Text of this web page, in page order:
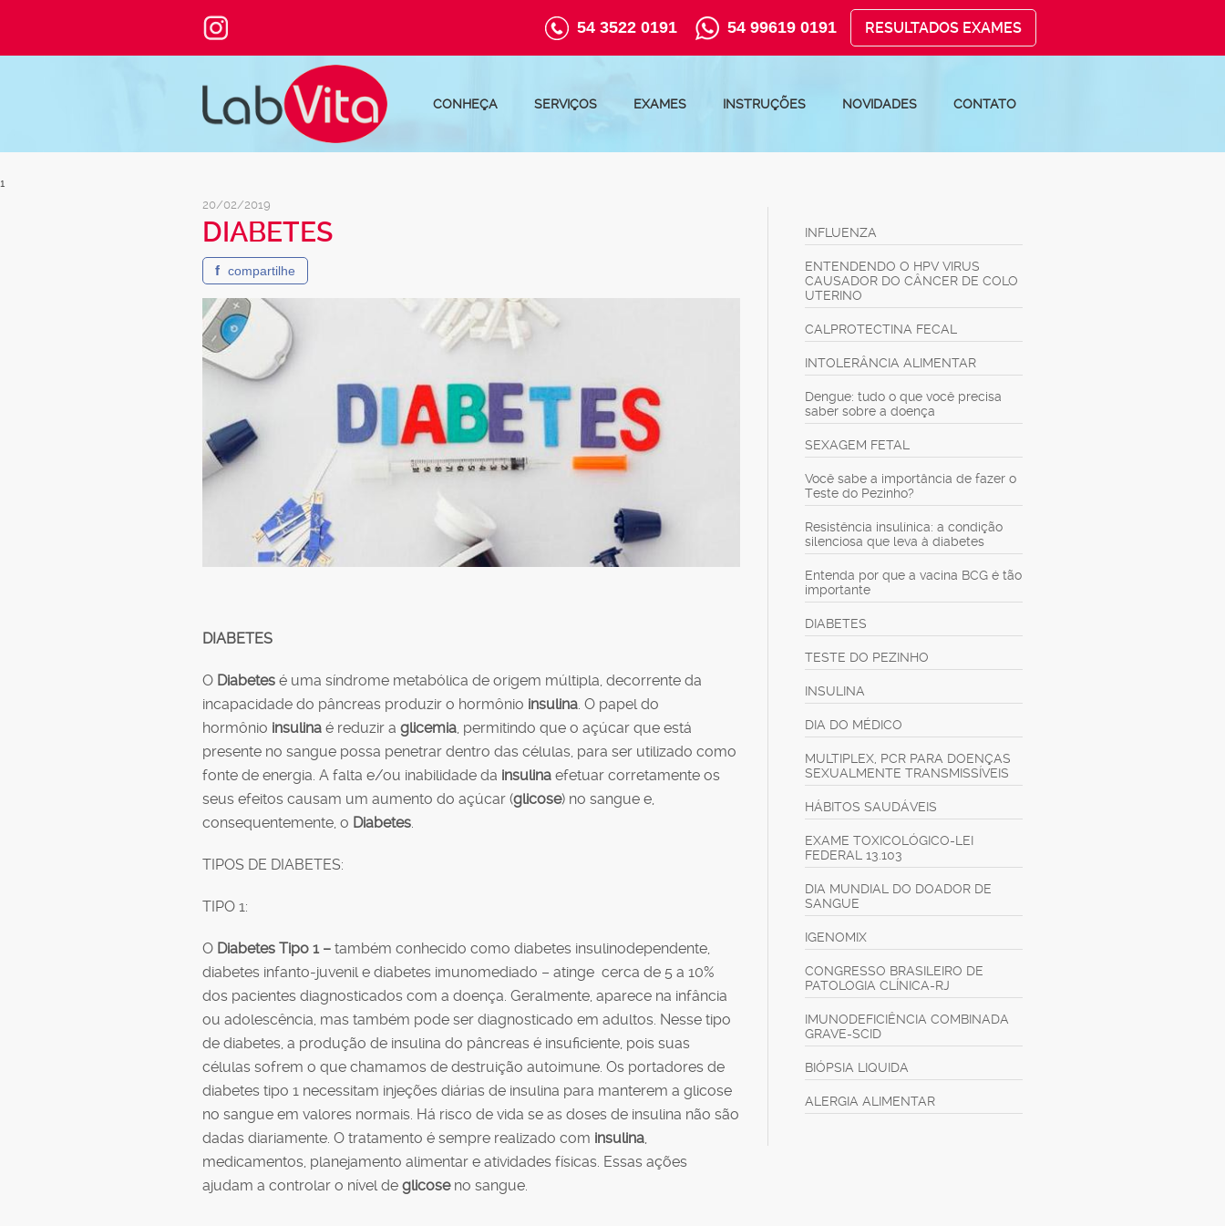
RESULTADOS EXAMES
54 99619 0191
54 3522 0191
CONHEÇA SERVIÇOS EXAMES INSTRUÇÕES NOVIDADES CONTATO
1
20/02/2019
DIABETES
f compartilhe
DIABETES
O Diabetes é uma síndrome metabólica de origem múltipla, decorrente da
incapacidade do pâncreas produzir o hormônio insulina . O papel do
hormônio insulina é reduzir a glicemia , permitindo que o açúcar que está
presente no sangue possa penetrar dentro das células, para ser utilizado como
fonte de energia. A falta e/ou inabilidade da insulina efetuar corretamente os
seus efeitos causam um aumento do açúcar (glicose) no sangue e,
consequentemente, o Diabetes
TIPOS DE DIABETES:
TIPO 1:
O Diabetes Tipo 1 – também conhecido como diabetes insulinodependente,
diabetes infanto-juvenil e diabetes imunomediado – atinge cerca de 5 a 10%
dos pacientes diagnosticados com a doença. Geralmente, aparece na infância
ou adolescência, mas também pode ser diagnosticado em adultos. Nesse tipo
de diabetes, a produção de insulina do pâncreas é insuficiente, pois suas
células sofrem o que chamamos de destruição autoimune. Os portadores de
diabetes tipo 1 necessitam injeções diárias de insulina para manterem a glicose
no sangue em valores normais. Há risco de vida se as doses de insulina não são
dadas diariamente. O tratamento é sempre realizado com insulina
medicamentos, planejamento alimentar e atividades físicas. Essas ações
ajudam a controlar o nível de glicoseno sangue.
INFLUENZA
ENTENDENDO O HPV VIRUS
CAUSADOR DO CÂNCER DE COLO
UTERINO
CALPROTECTINA FECAL
INTOLERÂNCIA ALIMENTAR
Dengue: tudo o que você precisa
saber sobre a doença
SEXAGEM FETAL
Você sabe a importância de fazer o
Teste do Pezinho?
Resistência insulínica: a condição
silenciosa que leva à diabetes
Entenda por que a vacina BCG é tão
importante
DIABETES
TESTE DO PEZINHO
INSULINA
DIA DO MÉDICO
MULTIPLEX, PCR PARA DOENÇAS
SEXUALMENTE TRANSMISSÍVEIS
HÁBITOS SAUDÁVEIS
EXAME TOXICOLÓGICO-LEI
FEDERAL 13.103
DIA MUNDIAL DO DOADOR DE
SANGUE
IGENOMIX
CONGRESSO BRASILEIRO DE
PATOLOGIA CLÍNICA-RJ
IMUNODEFICIÊNCIA COMBINADA
GRAVE-SCID
BIÓPSIA LIQUIDA
ALERGIA ALIMENTAR